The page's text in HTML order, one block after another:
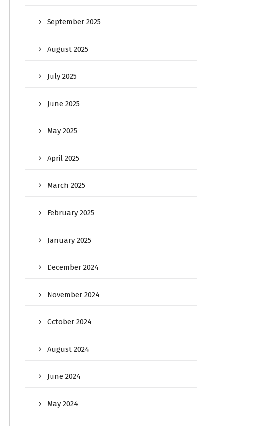
September 2025
August 2025
July 2025
June 2025
May 2025
April 2025
March 2025
February 2025
January 2025
December 2024
November 2024
October 2024
August 2024
June 2024
May 2024